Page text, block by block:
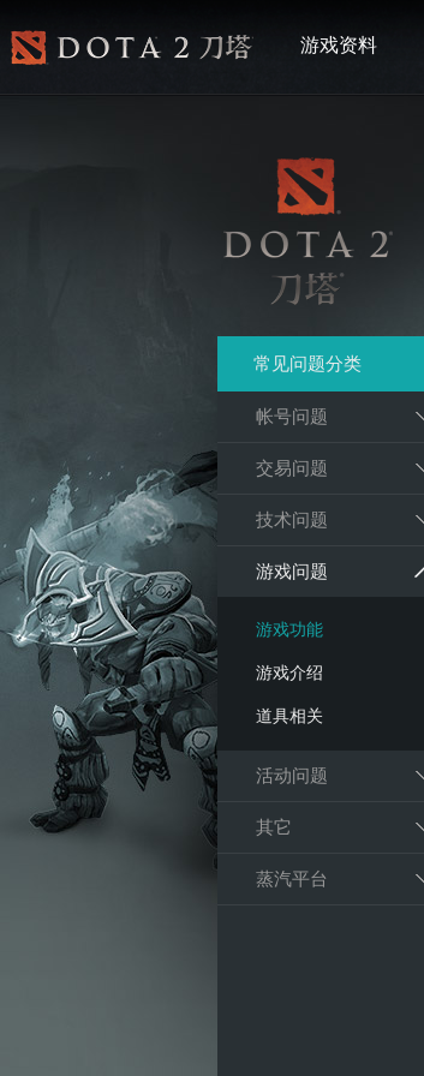
游戏资料
常见问题分类
帐号问题
交易问题
技术问题
游戏问题
游戏功能
游戏介绍
道具相关
活动问题
其它
蒸汽平台